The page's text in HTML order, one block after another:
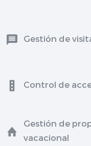
Gestión de
Control de
Gestión de
vacacional